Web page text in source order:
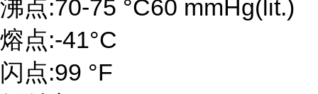
沸点:70-75 °C60 mmHg(lit.)
熔点:-41°C
闪点:99 °F